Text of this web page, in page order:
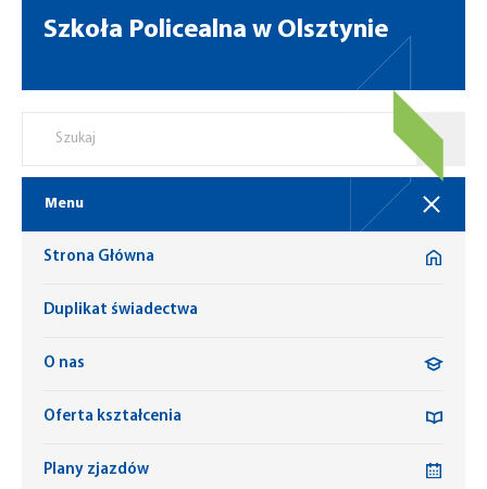
Szkoła Policealna w Olsztynie
Menu
Strona Główna
Duplikat świadectwa
O nas
Oferta kształcenia
Plany zjazdów